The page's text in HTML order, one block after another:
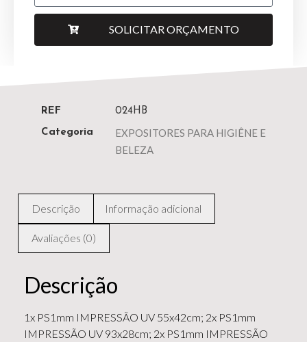
SOLICITAR ORÇAMENTO
REF 024HB
Categoria
EXPOSITORES PARA HIGIÊNE E
BELEZA
Descrição Informação adicional
Avaliações (0)
Descrição
1x PS1mm IMPRESSÃO UV 55x42cm; 2x PS1mm
IMPRESSÃO UV 93x28cm; 2x PS1mm IMPRESSÃO